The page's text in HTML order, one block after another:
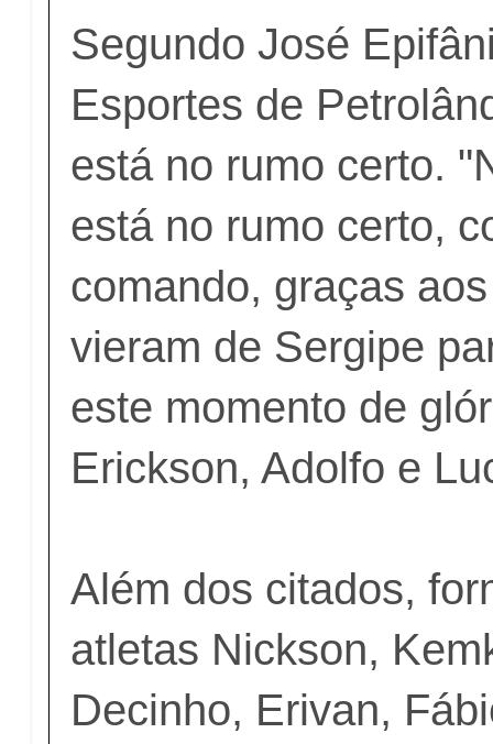
Segundo José
Esportes de
está no rumo certo.
está no rumo certo,
comando, graças
vieram de Sergipe
este momento de
Erickson, Adolfo e
Além dos citados,
atletas Nickson,
Decinho, Erivan,